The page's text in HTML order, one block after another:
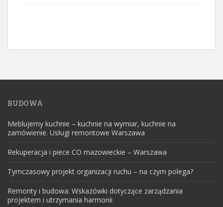
BUDOWA
Meblujemy kuchnie – kuchnie na wymiar, kuchnie na
zamówienie. Usługi remontowe Warszawa
Rekuperacja i piece CO mazowieckie – Warszawa
Tymczasowy projekt organizacji ruchu – na czym polega?
Remonty i budowa: Wskazówki dotyczące zarządzania
projektem i utrzymania harmonii